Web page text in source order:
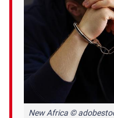
New Africa ©